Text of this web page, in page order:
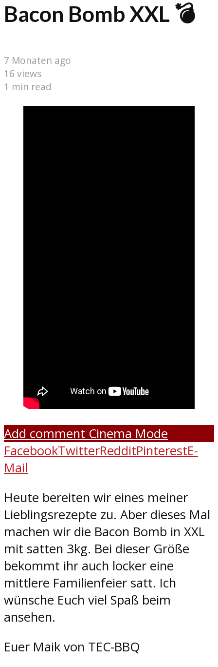
Bacon Bomb XXL 💣
7 Monaten ago
16 views
1 min read
Add comment Cinema Mode
FacebookTwitterRedditPinterestE-
Mail
Heute bereiten wir eines meiner
Lieblingsrezepte zu. Aber dieses Mal
machen wir die Bacon Bomb in XXL
mit satten 3kg. Bei dieser Größe
bekommt ihr auch locker eine
mittlere Familienfeier satt. Ich
wünsche Euch viel Spaß beim
ansehen.
Euer Maik von TEC-BBQ